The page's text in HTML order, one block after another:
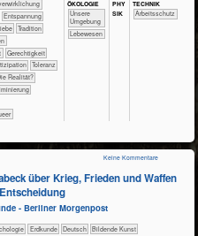
​​​​​​​​​​​​​Entspannung
​​​​​​​​​​​Tradition
​​​​Gerechtigkeit
​​​Toleranz
Realität?
ÖKO​LOGIE
​​​​​​​​​​​​​Unsere
Umgebung
​​​​​​​​​Lebewesen
PHY​
SIK
TECH​NIK
​​​​​​Arbeitsschutz
über Krieg, Frieden und Waffen
- Berliner Morgenpost
​​​​​Erdkunde ​​​​Deutsch Bildende Kunst
Keine Kommentare